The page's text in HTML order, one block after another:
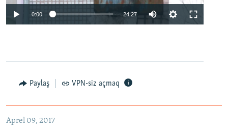
0:00 24:27
Paylaş VPN-siz açmaq
Aprel 09, 2017